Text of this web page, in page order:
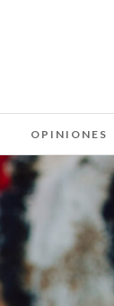
OPINIONES